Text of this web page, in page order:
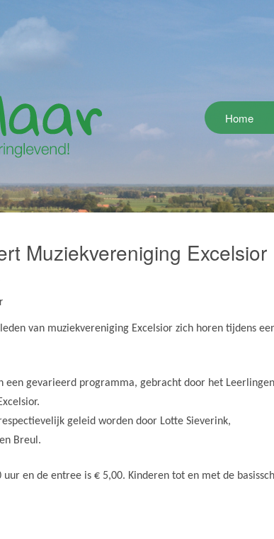
Home
Muziekvereniging Excelsior
van muziekvereniging Excelsior zich horen tijdens
een gevarieerd programma, gebracht door het
geleid worden door Lotte Sieverink,
Breul.
en de entree is € 5,00. Kinderen tot en met de